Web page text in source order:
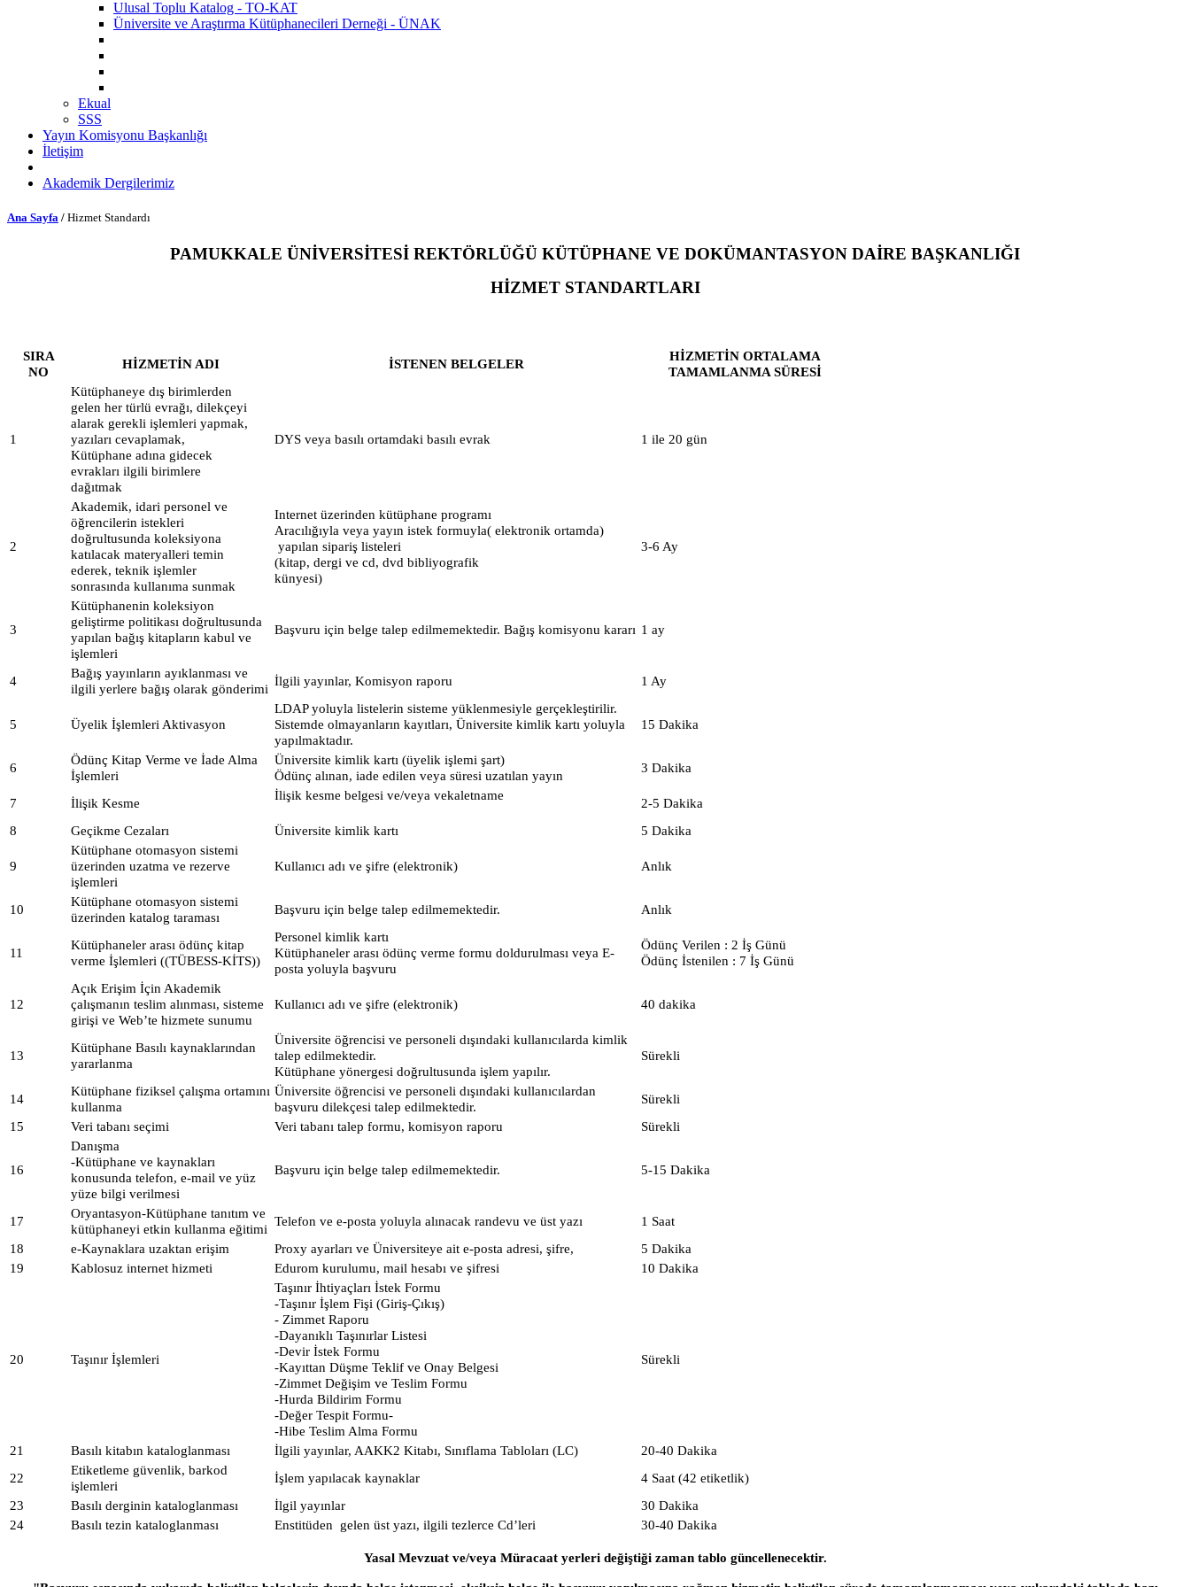
Ulusal Toplu Katalog - TO-KAT
Üniversite ve Araştırma Kütüphanecileri Derneği - ÜNAK
Ekual
SSS
Yayın Komisyonu Başkanlığı
İletişim
Akademik Dergilerimiz
Ana Sayfa / Hizmet Standardı
PAMUKKALE ÜNİVERSİTESİ REKTÖRLÜĞÜ KÜTÜPHANE VE DOKÜMANTASYON DAİRE BAŞKANLIĞI
HİZMET STANDARTLARI
SIRA
NO
HİZMETİN ADI İSTENEN BELGELER
HİZMETİN ORTALAMA
TAMAMLANMA SÜRESİ
1
Kütüphaneye dış birimlerden
gelen her türlü evrağı, dilekçeyi
alarak gerekli işlemleri yapmak,
yazıları cevaplamak,
Kütüphane adına gidecek
evrakları ilgili birimlere
dağıtmak
DYS veya basılı ortamdaki basılı evrak 1 ile 20 gün
2
Akademik, idari personel ve
öğrencilerin istekleri
doğrultusunda koleksiyona
katılacak materyalleri temin
ederek, teknik işlemler
sonrasında kullanıma sunmak
Internet üzerinden kütüphane programı
Aracılığıyla veya yayın istek formuyla( elektronik ortamda)
yapılan sipariş listeleri
(kitap, dergi ve cd, dvd bibliyografik
künyesi)
3-6 Ay
3
Kütüphanenin koleksiyon
geliştirme politikası doğrultusunda
yapılan bağış kitapların kabul ve
işlemleri
Başvuru için belge talep edilmemektedir. Bağış komisyonu kararı 1 ay
4
Bağış yayınların ayıklanması ve
ilgili yerlere bağış olarak gönderimi
İlgili yayınlar, Komisyon raporu 1 Ay
5 Üyelik İşlemleri Aktivasyon
LDAP yoluyla listelerin sisteme yüklenmesiyle gerçekleştirilir.
Sistemde olmayanların kayıtları, Üniversite kimlik kartı yoluyla
yapılmaktadır.
15 Dakika
6
Ödünç Kitap Verme ve İade Alma
İşlemleri
Üniversite kimlik kartı (üyelik işlemi şart)
Ödünç alınan, iade edilen veya süresi uzatılan yayın
3 Dakika
7 İlişik Kesme
İlişik kesme belgesi ve/veya vekaletname
2-5 Dakika
8
Geçikme Cezaları Üniversite kimlik kartı 5 Dakika
9
Kütüphane otomasyon sistemi
üzerinden uzatma ve rezerve
işlemleri
Kullanıcı adı ve şifre (elektronik) Anlık
10
Kütüphane otomasyon sistemi
üzerinden katalog taraması
Başvuru için belge talep edilmemektedir. Anlık
11
Kütüphaneler arası ödünç kitap
verme İşlemleri ((TÜBESS-KİTS))
Personel kimlik kartı
Kütüphaneler arası ödünç verme formu doldurulması veya E-
posta yoluyla başvuru
Ödünç Verilen : 2 İş Günü
Ödünç İstenilen : 7 İş Günü
12
Açık Erişim İçin Akademik
çalışmanın teslim alınması, sisteme
girişi ve Web’te hizmete sunumu
Kullanıcı adı ve şifre (elektronik) 40 dakika
13
Kütüphane Basılı kaynaklarından
yararlanma
Üniversite öğrencisi ve personeli dışındaki kullanıcılarda kimlik
talep edilmektedir.
Kütüphane yönergesi doğrultusunda işlem yapılır.
Sürekli
14
Kütüphane fiziksel çalışma ortamını
kullanma
Üniversite öğrencisi ve personeli dışındaki kullanıcılardan
başvuru dilekçesi talep edilmektedir.
Sürekli
15
Veri tabanı seçimi Veri tabanı talep formu, komisyon raporu Sürekli
16
Danışma
-Kütüphane ve kaynakları
konusunda telefon, e-mail ve yüz
yüze bilgi verilmesi
Başvuru için belge talep edilmemektedir. 5-15 Dakika
17
Oryantasyon-Kütüphane tanıtım ve
kütüphaneyi etkin kullanma eğitimi
Telefon ve e-posta yoluyla alınacak randevu ve üst yazı
1 Saat
18
e-Kaynaklara uzaktan erişim Proxy ayarları ve Üniversiteye ait e-posta adresi, şifre,
5 Dakika
19
Kablosuz internet hizmeti Edurom kurulumu, mail hesabı ve şifresi 10 Dakika
20 Taşınır İşlemleri
Taşınır İhtiyaçları İstek Formu
-Taşınır İşlem Fişi (Giriş-Çıkış)
- Zimmet Raporu
-Dayanıklı Taşınırlar Listesi
-Devir İstek Formu
-Kayıttan Düşme Teklif ve Onay Belgesi
-Zimmet Değişim ve Teslim Formu
-Hurda Bildirim Formu
-Değer Tespit Formu-
-Hibe Teslim Alma Formu
Sürekli
21 Basılı kitabın kataloglanması İlgili yayınlar, AAKK2 Kitabı, Sınıflama Tabloları (LC)
20-40 Dakika
22
Etiketleme güvenlik, barkod
işlemleri
İşlem yapılacak kaynaklar
4 Saat (42 etiketlik)
23
Basılı derginin kataloglanması İlgil yayınlar
30 Dakika
24
Basılı tezin kataloglanması Enstitüden gelen üst yazı, ilgili tezlerce Cd’leri 30-40 Dakika
Yasal Mevzuat ve/veya Müracaat yerleri değiştiği zaman tablo güncellenecektir.